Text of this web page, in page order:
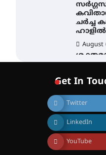
ചർച്ച
ഹാളിൽ
August
തൃശൂർ
August
എം.ജി.
നിന്ന്
Get In
Twitter
LinkedIn
YouTube